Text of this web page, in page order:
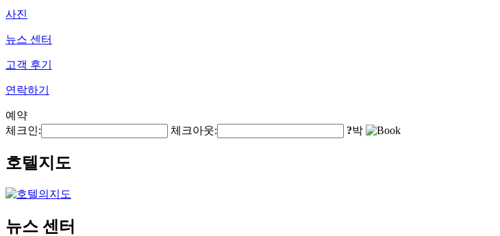
사진
뉴스 센터
고객 후기
연락하기
예약
체크인:
체크아웃: ?박
호텔지도
뉴스 센터